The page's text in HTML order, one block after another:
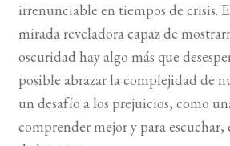
irrenunciable en tiempos de crisis.
mirada reveladora capaz de
oscuridad hay algo más que
posible abrazar la complejidad de
un desafío a los prejuicios, como
comprender mejor y para escuchar,